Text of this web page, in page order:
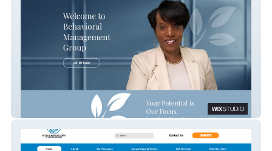
Behavioral Management Group